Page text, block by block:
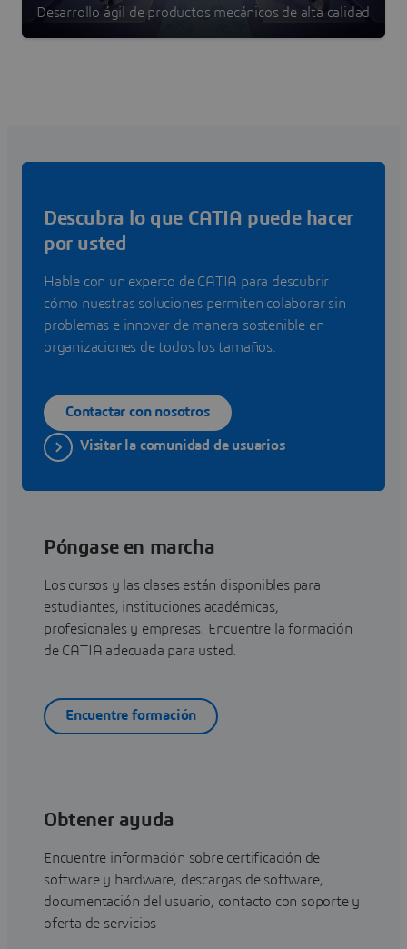
Desarrollo ágil de productos mecánicos de alta calidad
Descubra lo que CATIA puede hacer
por usted
Hable con un experto de CATIA para descubrir
cómo nuestras soluciones permiten colaborar sin
problemas e innovar de manera sostenible en
organizaciones de todos los tamaños.
Contactar con nosotros
Visitar la comunidad de usuarios
Póngase en marcha
Los cursos y las clases están disponibles para
estudiantes, instituciones académicas,
profesionales y empresas. Encuentre la formación
de CATIA adecuada para usted.
Encuentre formación
Obtener ayuda
Encuentre información sobre certificación de
software y hardware, descargas de software,
documentación del usuario, contacto con soporte y
oferta de servicios